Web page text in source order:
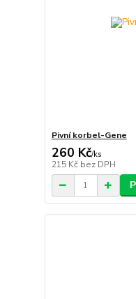
Pivní korbel-Gene
260 Kč/ks
215 Kč bez DPH